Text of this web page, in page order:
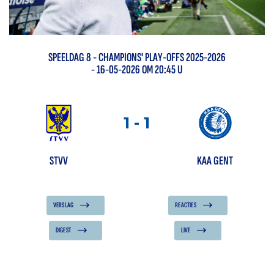
SPEELDAG8-CHAMPIONS' PLAY-OFFS 2025-2026
- 16-05-2026 OM 20:45 U
1 - 1
STVV KAA GENT
VERSLAG REACTIES
DIGEST LIVE